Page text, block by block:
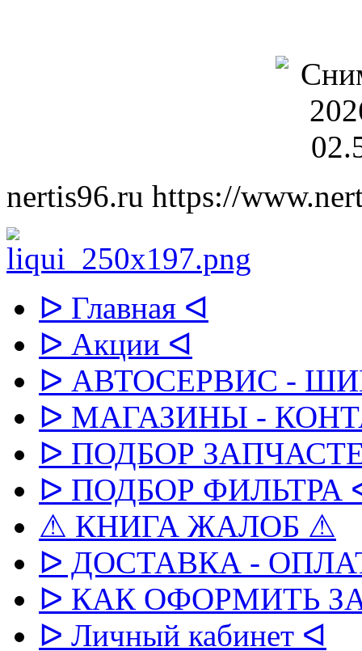
nertis96.ru https://
ᐅ Главная ᐊ
ᐅ Акции ᐊ
ᐅ АВТОСЕРВИС -
ᐅ МАГАЗИНЫ -
ᐅ ПОДБОР
ᐅ ПОДБОР ФИЛЬТРА
⚠ КНИГА ЖАЛОБ ⚠
ᐅ ДОСТАВКА -
ᐅ КАК ОФОРМИТЬ
ᐅ Личный кабинет ᐊ